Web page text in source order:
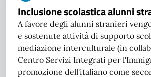
Inclusione scolastica alunni
A favore degli alunni stranieri
e sostenute attività di supporto
mediazione interculturale (in
Centro Servizi Integrati per
promozione dell'italiano come